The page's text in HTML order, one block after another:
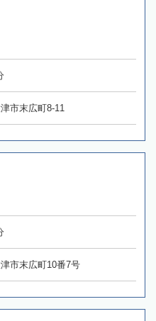
市末広町8‐11
市末広町10番7号